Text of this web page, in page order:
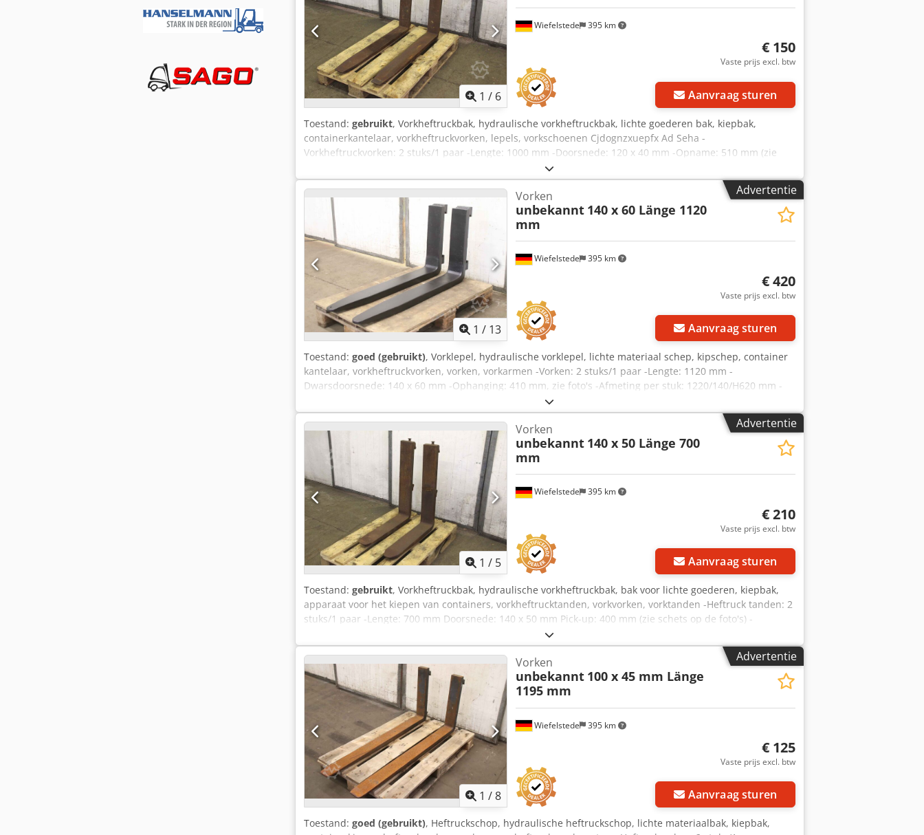
1 / 6
Wiefelstede 395 km
€ 150
Vaste prijs excl. btw
Aanvraag sturen
Toestand: gebruikt, Vorkheftruckbak, hydraulische vorkheftruckbak, lichte goederen bak, kiepbak,
containerkantelaar, vorkheftruckvorken, lepels, vorkschoenen Cjdognzxuepfx Ad Seha -
Vorkheftruckvorken: 2 stuks/1 paar -Lengte: 1000 mm -Doorsnede: 120 x 40 mm -Opname: 510 mm (zie
schema bij de foto's) -Transportafmetingen: 1155/700/H120 mm -Gewicht: 132 kg
Advertentie
1 / 13
Wiefelstede 395 km
Vorken
unbekannt 140 x 60 Länge 1120
mm
€ 420
Vaste prijs excl. btw
Aanvraag sturen
Toestand: goed (gebruikt), Vorklepel, hydraulische vorklepel, lichte materiaal schep, kipschep, container
kantelaar, vorkheftruckvorken, vorken, vorkarmen -Vorken: 2 stuks/1 paar -Lengte: 1120 mm -
Dwarsdoorsnede: 140 x 60 mm -Ophanging: 410 mm, zie foto's -Afmeting per stuk: 1220/140/H620 mm -
Advertentie
1 / 5
Wiefelstede 395 km
Vorken
unbekannt 140 x 50 Länge 700
mm
€ 210
Vaste prijs excl. btw
Aanvraag sturen
Toestand: gebruikt, Vorkheftruckbak, hydraulische vorkheftruckbak, bak voor lichte goederen, kiepbak,
apparaat voor het kiepen van containers, vorkheftrucktanden, vorkvorken, vorktanden -Heftruck tanden: 2
stuks/1 paar -Lengte: 700 mm Doorsnede: 140 x 50 mm Pick-up: 400 mm (zie schets op de foto's) -
Transportafmetingen: 845/945/H140 mm Chedpfxjic Hqdj Ad Sea -Gewicht: 186 kg
Advertentie
1 /8
Wiefelstede 395 km
Vorken
unbekannt 100 x 45 mm Länge
1195 mm
€ 125
Vaste prijs excl. btw
Aanvraag sturen
Toestand: goed (gebruikt), Heftruckschop, hydraulische heftruckschop, lichte materiaalbak, kiepbak,